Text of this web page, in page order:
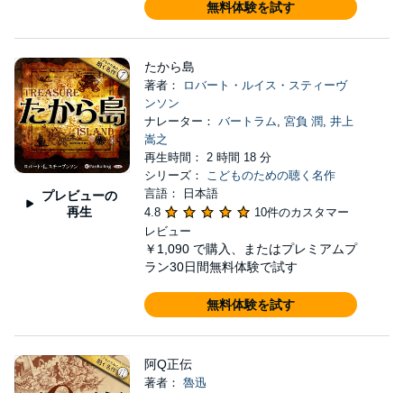
無料体験を試す
プレビューの
再生
たから島
著者：
ロバート・ルイス・スティーヴ
ンソン
ナレーター： バートラム, 宮負 潤, 井上
嵩之
再生時間： 2 時間 18 分
シリーズ： こどものための聴く名作
言語： 日本語
4.8
10件のカスタマー
レビュー
￥1,090 で購入、またはプレミアムプ
ラン30日間無料体験で試す
無料体験を試す
阿Q正伝
著者： 魯迅